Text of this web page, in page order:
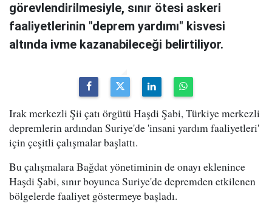
görevlendirilmesiyle, sınır ötesi askeri
faaliyetlerinin "deprem yardımı" kisvesi
altında ivme kazanabileceği belirtiliyor.
Irak merkezli Şii çatı örgütü Haşdi Şabi, Türkiye merkezli
depremlerin ardından Suriye'de 'insani yardım faaliyetleri'
için çeşitli çalışmalar başlattı.
Bu çalışmalara Bağdat yönetiminin de onayı eklenince
Haşdi Şabi, sınır boyunca Suriye'de depremden etkilenen
bölgelerde faaliyet göstermeye başladı.